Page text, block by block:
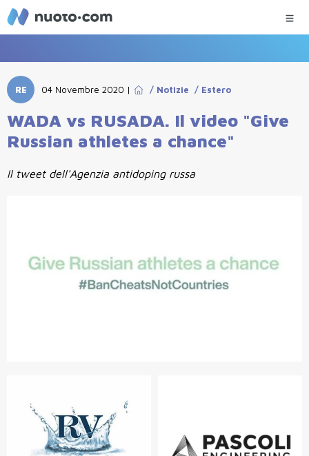
RE 04 Novembre 2020 | / Notizie / Estero
WADA vs RUSADA. Il video "Give
Russian athletes a chance"
Il tweet dell'Agenzia antidoping russa